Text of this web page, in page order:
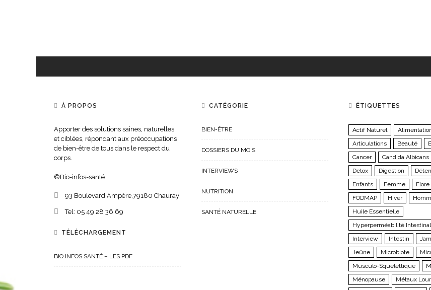
À PROPOS
Apporter des solutions saines, naturelles
et ciblées, répondant aux préoccupations
de bien-être de tous dans le respect du
corps.
©Bio-infos-santé
93 Boulevard Ampère,79180 Chauray
Tel: 05 49 28 36 69
TÉLÉCHARGEMENT
BIO INFOS SANTÉ – LES PDF
CATÉGORIE
BIEN-ÊTRE
DOSSIERS DU MOIS
INTERVIEWS
NUTRITION
SANTÉ NATURELLE
ÉTIQUETTES
Actif Naturel
Articulations
Beauté
Cancer
Candida Albicans
Detox
Digestion
Enfants
Femme
FODMAP
Hiver
Huile Essentielle
Hyperperméabilité
Interview
Intestin
Jeûne
Microbiote
Musculo-Squelettique
Ménopause
Métaux